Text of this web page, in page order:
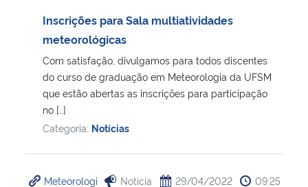
Inscrições para Sala multiatividades
meteorológicas
Com satisfação, divulgamos para todos discentes
do curso de graduação em Meteorologia da UFSM
que estão abertas as inscrições para participação
no […]
Categoria: Notícias
Meteorologi Notícia 29/04/2022 09:25